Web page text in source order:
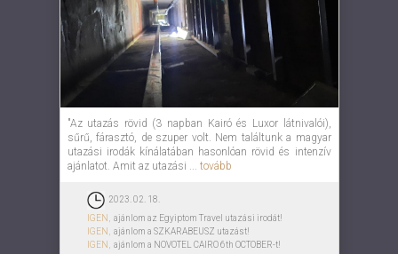
"Az utazás rövid (3 napban Kairó és Luxor látnivalói),
sűrű, fárasztó, de szuper volt. Nem találtunk a magyar
utazási irodák kínálatában hasonlóan rövid és intenzív
ajánlatot. Amit az utazási ... tovább
2023. 02. 18.
IGEN,
ajánlom az Egyiptom Travel utazási irodát!
IGEN,
ajánlom a SZKARABEUSZ utazást!
IGEN,
ajánlom a NOVOTEL CAIRO 6th OCTOBER-t!